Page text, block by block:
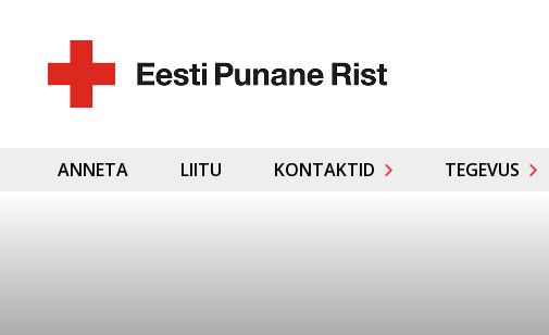
ANNETA LIITU KONTAKTID TEGEVUS